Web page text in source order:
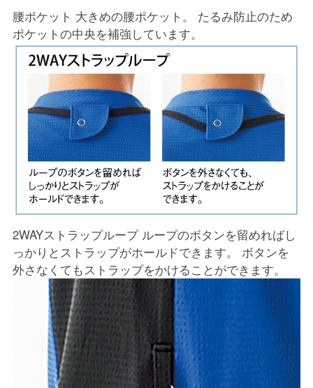
腰ポケット 大きめの腰ポケット。 たるみ防止のため
ポケットの中央を補強しています。
2WAYストラップループ ループのボタンを留めればし
っかりとストラップがホールドできます。 ボタンを
外さなくてもストラップをかけることができます。